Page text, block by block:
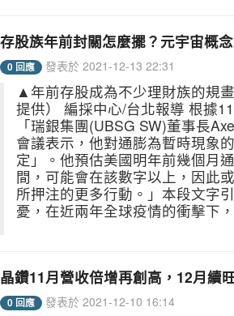
存股族年前封關怎麼擺？元宇宙概
0 回應 發表於 2021-12-13 22:31
▲年前存股成為不少理財族的規
提供） 編採中心/台北報導 根據
「瑞銀集團(UBSG SW)董事長
會議表示，他對通膨為暫時現象
定」。他預估美國明年前幾個月
間，可能會在該數字以上，因此
所押注的更多行動。」本段文字
憂，在近兩年全球疫情的衝擊下
晶鑽11月營收倍增再創高，12月續
0 回應 發表於 2021-12-10 16:14